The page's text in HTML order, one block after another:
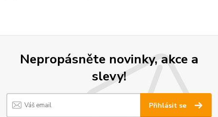
Nepropásněte novinky, akce a
slevy!
Přihlásit se